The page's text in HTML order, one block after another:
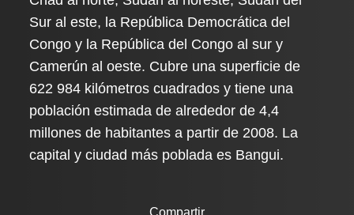
Sur al este, la República Democrática del
Congo y la República del Congo al sur y
Camerún al oeste. Cubre una superficie de
622 984 kilómetros cuadrados y tiene una
población estimada de alrededor de 4,4
millones de habitantes a partir de 2008. La
capital y ciudad más poblada es Bangui.
Compartir